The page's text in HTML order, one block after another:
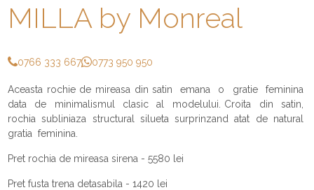
MILLA by Monreal
0766 333 667 0773 950 950
Aceasta rochie de mireasa din satin emana o gratie feminina
data de minimalismul clasic al modelului. Croita din satin,
rochia subliniaza structural silueta surprinzand atat de natural
gratia feminina.
Pret rochia de mireasa sirena - 5580 lei
Pret fusta trena detasabila - 1420 lei